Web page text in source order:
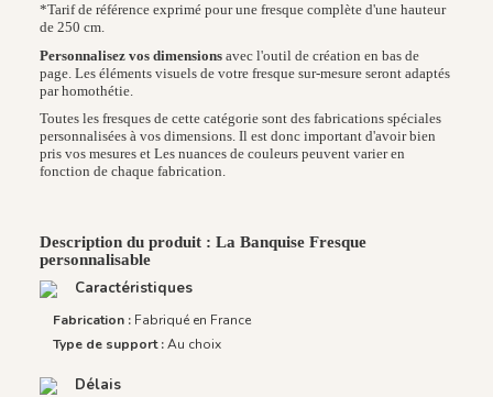
*Tarif de référence exprimé pour une fresque complète d'une hauteur
de 250 cm.
Personnalisez vos dimensions avec l'outil de création en bas de
page. Les éléments visuels de votre fresque sur-mesure seront adaptés
par homothétie.
Toutes les fresques de cette catégorie sont des fabrications spéciales
personnalisées à vos dimensions. Il est donc important d'avoir bien
pris vos mesures et Les nuances de couleurs peuvent varier en
fonction de chaque fabrication.
Description du produit : La Banquise Fresque
personnalisable
Caractéristiques
Fabrication : Fabriqué en France
Type de support :Au choix
Délais